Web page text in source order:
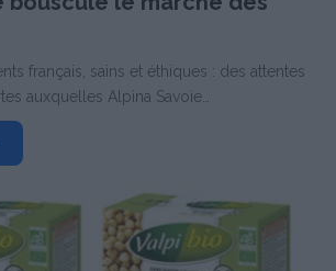
français, sains et éthiques : des attentes
auxquelles Alpina Savoie…